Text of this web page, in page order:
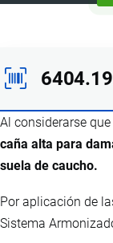
Al considerarse
caña alta para
suela de caucho.
Por aplicación de
Sistema